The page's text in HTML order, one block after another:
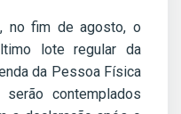
no fim de agosto, o
lote regular da
da Pessoa Física
contemplados